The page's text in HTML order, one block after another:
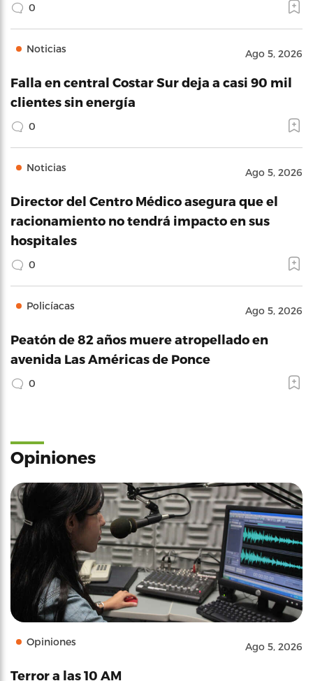
0
Noticias Ago 5, 2026
Falla en central Costar Sur deja a casi 90 mil
clientes sin energía
0
Noticias Ago 5, 2026
Director del Centro Médico asegura que el
racionamiento no tendrá impacto en sus
hospitales
0
Policíacas Ago 5, 2026
Peatón de 82 años muere atropellado en
avenida Las Américas de Ponce
0
Opiniones
Opiniones Ago 5, 2026
Terror a las 10 AM